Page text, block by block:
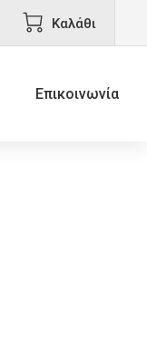
Καλάθι
Επικοινωνία